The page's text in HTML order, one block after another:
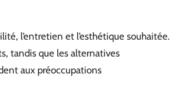
l’entretien et l’esthétique souhaitée.
tandis que les alternatives
aux préoccupations